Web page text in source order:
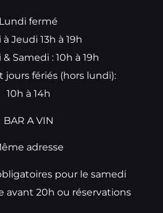
Lundi fermé
à Jeudi 13h à 19h
Samedi : 10h à 19h
jours fériés (hors lundi):
10h à 14h
BAR A VIN
adresse
pour le samedi
avant 20h ou réservations